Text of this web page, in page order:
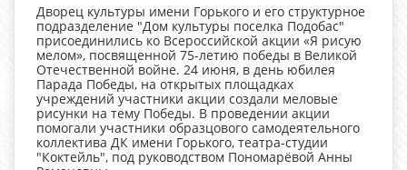
Дворец культуры имени Горького и его структурное
подразделение "Дом культуры поселка Подобас"
присоединились ко Всероссийской акции «Я рисую
мелом», посвященной 75-летию победы в Великой
Отечественной войне. 24 июня, в день юбилея
Парада Победы, на открытых площадках
учреждений участники акции создали меловые
рисунки на тему Победы. В проведении акции
помогали участники образцового самодеятельного
коллектива ДК имени Горького, театра-студии
"Коктейль", под руководством Пономарёвой Анны